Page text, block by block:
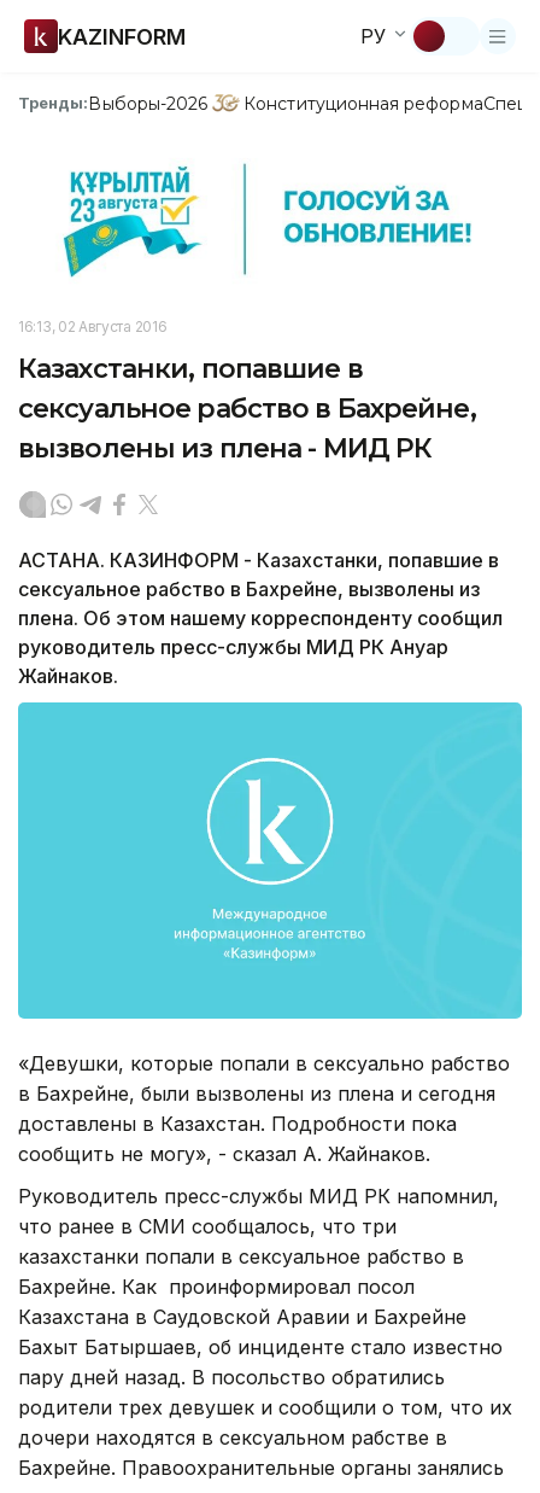
KAZINFORM РУ
Тренды:Выборы-2026 Конституционная реформа
16:13, 02 Августа 2016
Казахстанки, попавшие в
сексуальное рабство в Бахрейне,
вызволены из плена - МИД РК
АСТАНА. КАЗИНФОРМ - Казахстанки, попавшие в
сексуальное рабство в Бахрейне, вызволены из
плена. Об этом нашему корреспонденту сообщил
руководитель пресс-службы МИД РК Ануар
Жайнаков.
«Девушки, которые попали в сексуально рабство
в Бахрейне, были вызволены из плена и сегодня
доставлены в Казахстан. Подробности пока
сообщить не могу», - сказал А. Жайнаков.
Руководитель пресс-службы МИД РК напомнил,
что ранее в СМИ сообщалось, что три
казахстанки попали в сексуальное рабство в
Бахрейне. Как проинформировал посол
Казахстана в Саудовской Аравии и Бахрейне
Бахыт Батыршаев, об инциденте стало известно
пару дней назад. В посольство обратились
родители трех девушек и сообщили о том, что их
дочери находятся в сексуальном рабстве в
Бахрейне. Правоохранительные органы занялись